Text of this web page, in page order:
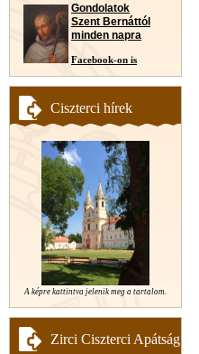
Gondolatok
Szent Bernáttól
minden napra
Facebook-on is
Ciszterci hírek
A képre kattintva jelenik meg a tartalom.
Zirci Ciszterci Apátság